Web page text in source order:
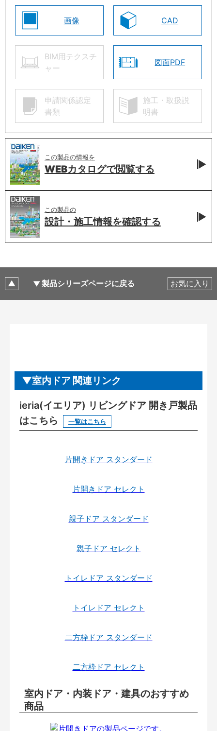
画像 CAD
BIM用テクスチ
ャー
図面PDF
申請関係認定
書類
施工・取扱説
明書
この製品の情報を
WEBカタログで閲覧する
この製品の
設計・施工情報を確認する
製品シリーズページに戻る お気に入り
室内ドア 関連リンク
ieria(イエリア) リビングドア 開き戸製品
はこちら
一覧はこちら
片開きドア スタンダード
片開きドア セレクト
親子ドア スタンダード
親子ドア セレクト
トイレドア スタンダード
トイレドア セレクト
二方枠ドア スタンダード
二方枠ドア セレクト
室内ドア・内装ドア・建具のおすすめ
商品